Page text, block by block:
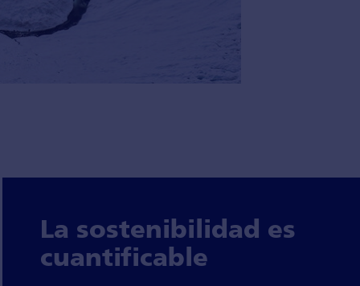
La sostenibilidad es
cuantificable